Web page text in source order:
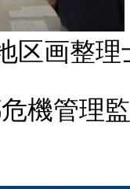
画整理
式
理監